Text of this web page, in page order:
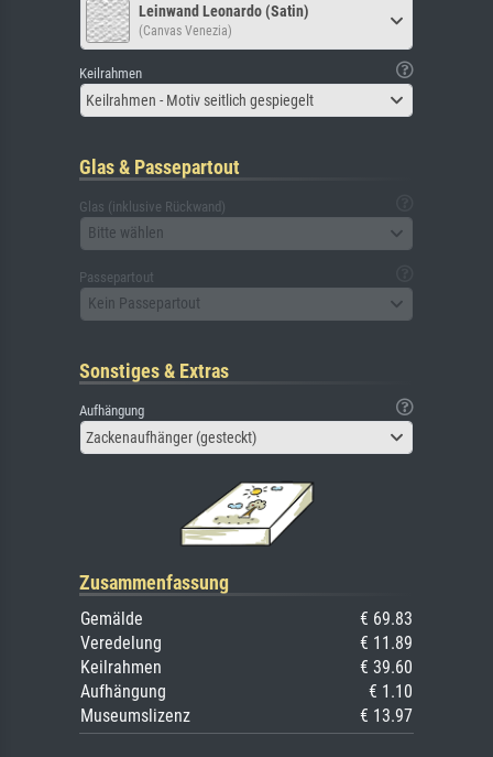
Leinwand Leonardo (Satin)
(Canvas Venezia)
Keilrahmen
Keilrahmen - Motiv seitlich gespiegelt
Glas & Passepartout
Glas (inklusive Rückwand)
Bitte wählen
Passepartout
Kein Passepartout
Sonstiges & Extras
Aufhängung
Zackenaufhänger (gesteckt)
Zusammenfassung
Gemälde
€ 69.83
Veredelung
€ 11.89
Keilrahmen
€ 39.60
Aufhängung
€ 1.10
Museumslizenz
€ 13.97